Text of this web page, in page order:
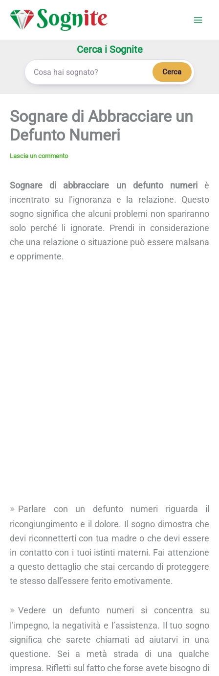
Cerca i Sognite
Cerca
Sognare di Abbracciare un
Defunto Numeri
Lascia un commento
Sognare di abbracciare un defunto numeriè
incentrato su l’ignoranza e la relazione. Questo
sogno significa che alcuni problemi non spariranno
solo perché li ignorate. Prendi in considerazione
che una relazione o situazione può essere malsana
e opprimente.
Parlare con un defunto numeri riguarda il
ricongiungimento e il dolore. Il sogno dimostra che
devi riconnetterti con tua madre o che devi essere
in contatto con i tuoi istinti materni. Fai attenzione
a questo dettaglio che stai cercando di proteggere
te stesso dall’essere ferito emotivamente.
Vedere un defunto numeri si concentra su
l’impegno, la negatività e l’assistenza. Il tuo sogno
significa che sarete chiamati ad aiutarvi in una
questione. Sei a metà strada di una qualche
impresa. Rifletti sul fatto che forse avete bisogno di